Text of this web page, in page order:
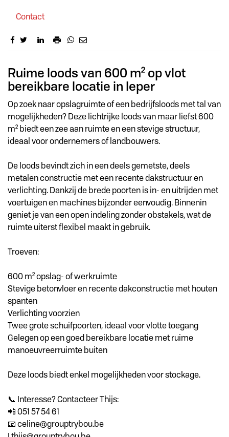
Contact
Omschrijving
Ruime loods van 600 m² op vlot
bereikbare locatie in Ieper
Op zoek naar opslagruimte of een bedrijfsloods met tal van
mogelijkheden? Deze lichtrijke loods van maar liefst 600
m² biedt een zee aan ruimte en een stevige structuur,
ideaal voor ondernemers of landbouwers.
De loods bevindt zich in een deels gemetste, deels
metalen constructie met een recente dakstructuur en
verlichting. Dankzij de brede poorten is in- en uitrijden met
voertuigen en machines bijzonder eenvoudig. Binnenin
geniet je van een open indeling zonder obstakels, wat de
ruimte uiterst flexibel maakt in gebruik.
Troeven:
600 m² opslag- of werkruimte
Stevige betonvloer en recente dakconstructie met houten
spanten
Verlichting voorzien
Twee grote schuifpoorten, ideaal voor vlotte toegang
Gelegen op een goed bereikbare locatie met ruime
manoeuvreerruimte buiten
Deze loods biedt enkel mogelijkheden voor stockage.
📞 Interesse? Contacteer Thijs:
📲 051 57 54 61
📧 celine@grouptrybou.be